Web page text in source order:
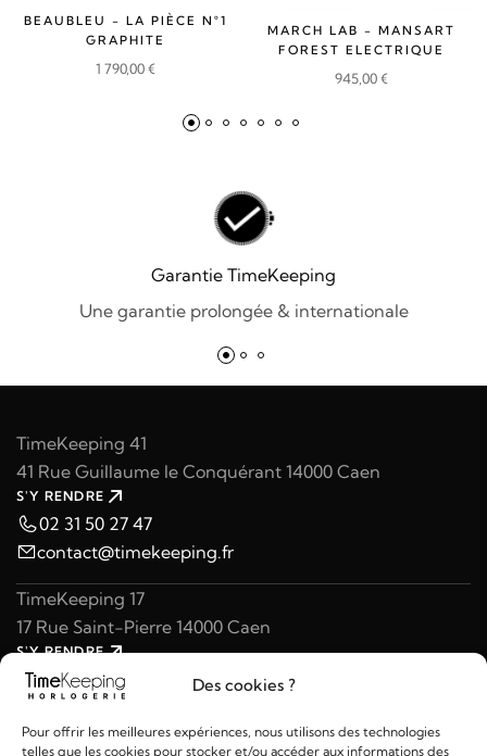
Des cookies ?
Pour offrir les meilleures expériences, nous utilisons des technologies
telles que les cookies pour stocker et/ou accéder aux informations des
BEAUBLEU - LA PIÈCE N°1
GRAPHITE
1 790,00€
MARCH LAB - MANSART
FOREST ELECTRIQUE
945,00€
Garantie TimeKeeping
Une garantie prolongée & internationale
TimeKeeping 41
41 Rue Guillaume le Conquérant 14000 Caen
S'Y RENDRE
02 31 50 27 47
contact@timekeeping.fr
TimeKeeping 17
17 Rue Saint-Pierre 14000 Caen
S'Y RENDRE
02 31 47 49 97
contact@timekeeping.fr